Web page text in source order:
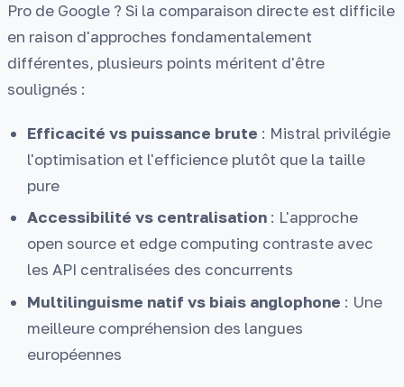
Pro de Google ? Si la comparaison directe est difficile
en raison d'approches fondamentalement
différentes, plusieurs points méritent d'être
soulignés :
Efficacité vs puissance brute : Mistral privilégie
l'optimisation et l'efficience plutôt que la taille
pure
Accessibilité vs centralisation : L'approche
open source et edge computing contraste avec
les API centralisées des concurrents
Multilinguisme natif vs biais anglophone : Une
meilleure compréhension des langues
européennes